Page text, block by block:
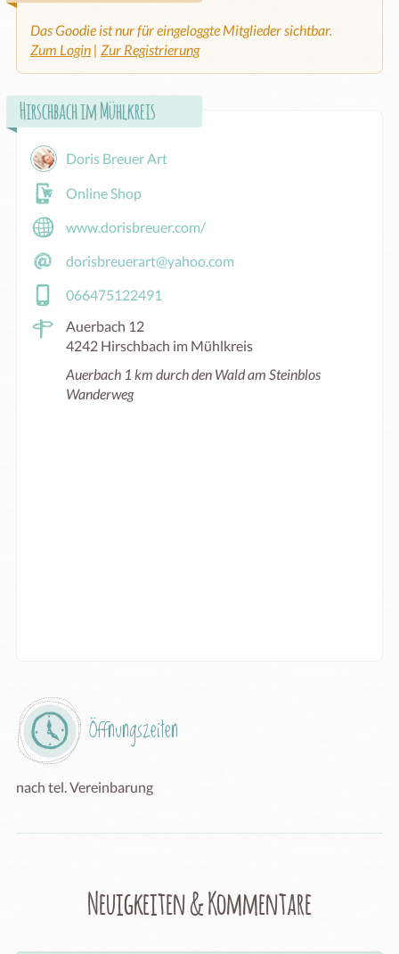
Das Goodie ist nur für eingeloggte Mitglieder sichtbar.
Zum Login | Zur Registrierung
Hirschbach im Mühlkreis
Doris Breuer Art
Online Shop
www.dorisbreuer.com/
dorisbreuerart@yahoo.com
066475122491
Auerbach 12
4242 Hirschbach im Mühlkreis
Auerbach 1 km durch den Wald am Steinblos
Wanderweg
Öffnungszeiten
nach tel. Vereinbarung
Neuigkeiten & Kommentare